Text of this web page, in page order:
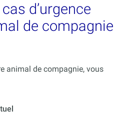
d’urgence
de compagnie
animal de compagnie, vous